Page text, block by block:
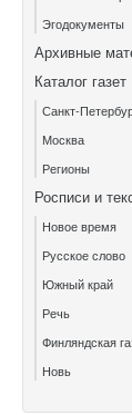
Эгодокументы
Архивные
Каталог газет
Санкт-
Москва
Регионы
Росписи и
Новое время
Русское слово
Южный край
Речь
Финляндская
Новь